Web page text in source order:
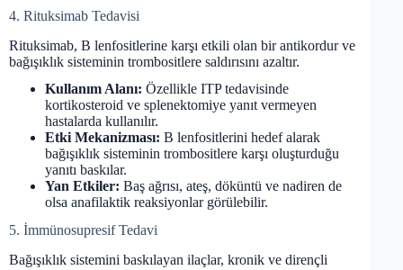
4. Rituksimab Tedavisi
Rituksimab, B lenfositlerine karşı etkili olan bir antikordur ve
bağışıklık sisteminin trombositlere saldırısını azaltır.
Kullanım Alanı: Özellikle ITP tedavisinde
kortikosteroid ve splenektomiye yanıt vermeyen
hastalarda kullanılır.
Etki Mekanizması: B lenfositlerini hedef alarak
bağışıklık sisteminin trombositlere karşı oluşturduğu
yanıtı baskılar.
Yan Etkiler: Baş ağrısı, ateş, döküntü ve nadiren de
olsa anafilaktik reaksiyonlar görülebilir.
5. İmmünosupresif Tedavi
Bağışıklık sistemini baskılayan ilaçlar, kronik ve dirençli